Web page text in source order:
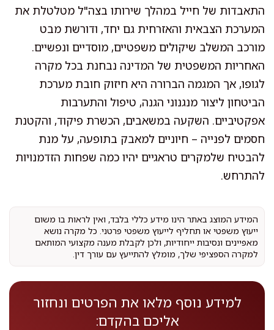
התאבדות של חייל במהלך שירותו בצה"ל מטלטלת את
המערכת הצבאית והאזרחית גם יחד, ודורשת מבט
מורכב המשלב שיקולים משפטיים, מוסדיים ונפשיים.
האחריות המשפטית של המדינה נבחנת בכל מקרה
לגופו, אך המגמה הברורה היא חיזוק חובת מערכת
הביטחון ליצור מנגנוני הגנה, טיפול והתערבות
אפקטיביים. השקעה במשאבים, הכשרת פיקוד, והקטנת
חסמים לפנייה – חיוניים למאבק בתופעה, על מנת
להבטיח שלמקרים טראגיים יהיו כמה שפחות הזדמנויות
להתרחש.
המידע המוצג באתר הינו מידע כללי בלבד, ואין לראות בו משום
ייעוץ משפטי או תחליף לייעוץ משפטי פרטני. כל מקרה נושא
מאפיינים ונסיבות ייחודיות, ולכן לקבלת מענה מקצועי המותאם
למקרה הספציפי שלך, מומלץ להתייעץ עם עורך דין.
למידע נוסף מלאו את הפרטים ונחזור
אליכם בהקדם: